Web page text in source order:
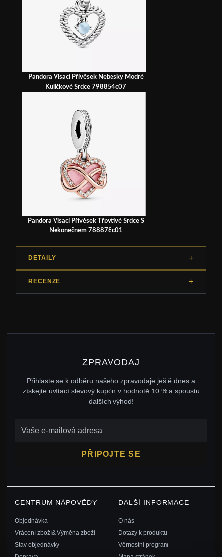
Pandora Visací Přívěsek Nebesky Modré
Kuličkové Srdce 798854c07
Pandora Visací Přívěsek Třpytivé Srdce S
Nekonečnem 788878c01
DETAILY
RECENZE
ZPRAVODAJ
Přihlaste se k odběru našeho zpravodaje ještě dnes a
získejte uvítací slevový kupón v hodnotě 10 % a spoustu
dalších výhod!
PŘIPOJTE SE
CENTRUM NÁPOVĚDY
Objednávka
Vrácení zboží& Výměna zboží
Stav objednávky
DALŠÍ INFORMACE
O nás
Dotazy k produktu
Věrnostní program